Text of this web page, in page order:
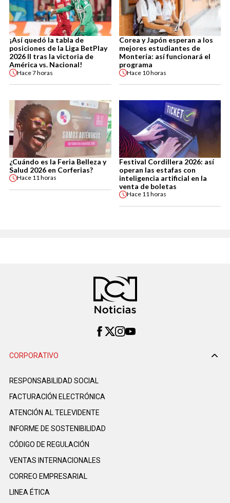
¡Así quedó la tabla de
posiciones de la Liga BetPlay
2026 II tras la victoria de
América vs. Nacional!
Hace7 horas
Corea y Japón esperan a los
mejores estudiantes de
Montería: así funcionará el
programa
Hace 10 horas
¿Cuándo es la Feria Belleza y
Salud 2026 en Corferias?
Hace 11 horas
Festival Cordillera 2026: así
operan las estafas con
inteligencia artificial en la
venta de boletas
Hace 11 horas
CORPORATIVO
RESPONSABILIDAD SOCIAL
FACTURACIÓN ELECTRÓNICA
ATENCIÓN AL TELEVIDENTE
INFORME DE SOSTENIBILIDAD
CÓDIGO DE REGULACIÓN
VENTAS INTERNACIONALES
CORREO EMPRESARIAL
LINEA ÉTICA